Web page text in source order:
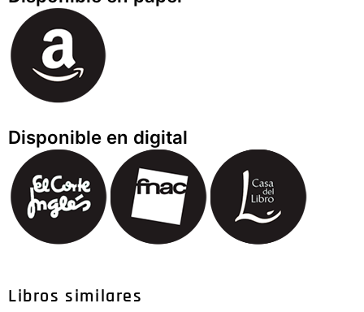
Disponible en digital
Libros similares